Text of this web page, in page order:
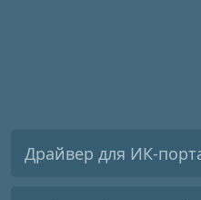
Драйвер для ИК-